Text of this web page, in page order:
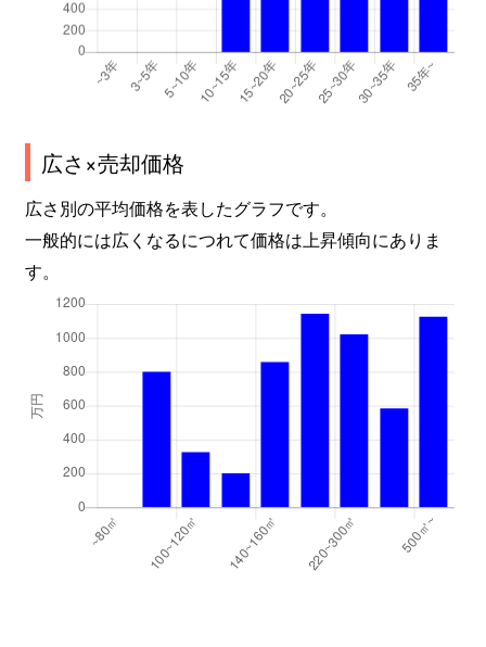
広さ×売却価格
広さ別の平均価格を表したグラフです。
一般的には広くなるにつれて価格は上昇傾向にありま
す。